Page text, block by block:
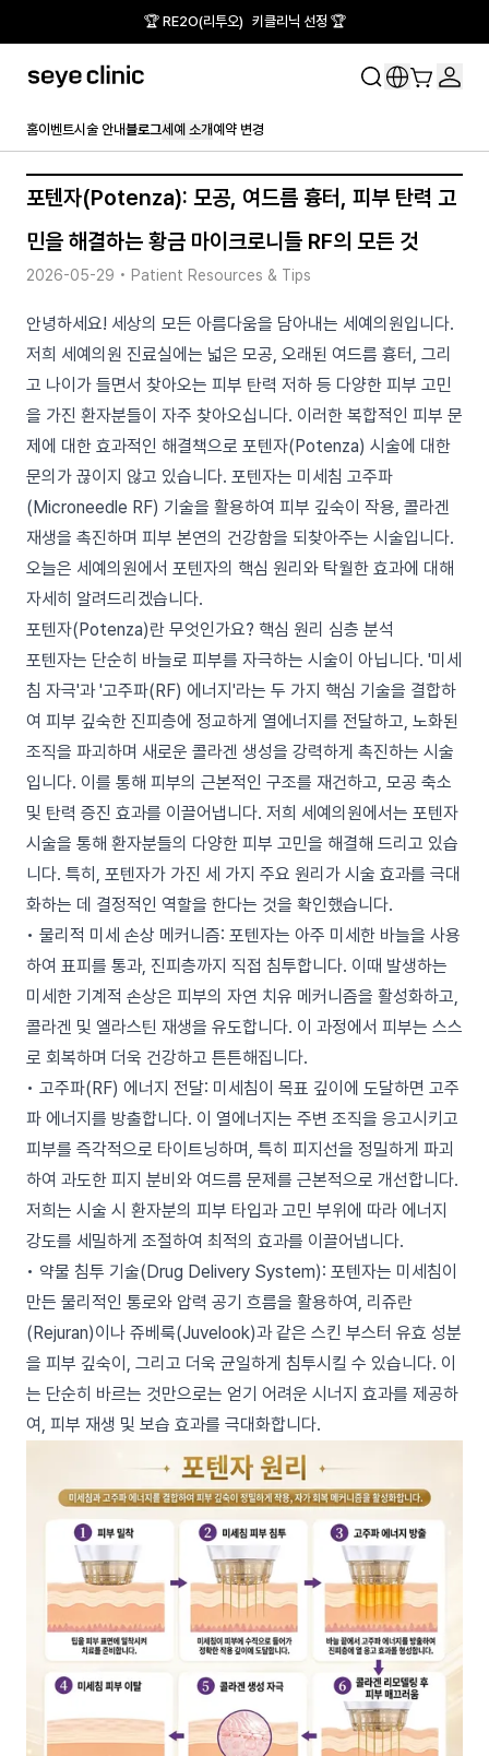
🏆 RE2O(리투오) 키클리닉 선정 🏆
홈이벤트시술 안내블로그세예 소개 예약 변경
포텐자(Potenza): 모공, 여드름 흉터, 피부 탄력 고
민을 해결하는 황금 마이크로니들 RF의 모든 것
2026-05-29 • Patient Resources & Tips
안녕하세요! 세상의 모든 아름다움을 담아내는 세예의원입니다.
저희 세예의원 진료실에는 넓은 모공, 오래된 여드름 흉터, 그리
고 나이가 들면서 찾아오는 피부 탄력 저하 등 다양한 피부 고민
을 가진 환자분들이 자주 찾아오십니다. 이러한 복합적인 피부 문
제에 대한 효과적인 해결책으로 포텐자(Potenza) 시술에 대한
문의가 끊이지 않고 있습니다. 포텐자는 미세침 고주파
(Microneedle RF) 기술을 활용하여 피부 깊숙이 작용, 콜라겐
재생을 촉진하며 피부 본연의 건강함을 되찾아주는 시술입니다.
오늘은 세예의원에서 포텐자의 핵심 원리와 탁월한 효과에 대해
자세히 알려드리겠습니다.
포텐자(Potenza)란 무엇인가요? 핵심 원리 심층 분석
포텐자는 단순히 바늘로 피부를 자극하는 시술이 아닙니다. '미세
침 자극'과 '고주파(RF) 에너지'라는 두 가지 핵심 기술을 결합하
여 피부 깊숙한 진피층에 정교하게 열에너지를 전달하고, 노화된
조직을 파괴하며 새로운 콜라겐 생성을 강력하게 촉진하는 시술
입니다. 이를 통해 피부의 근본적인 구조를 재건하고, 모공 축소
및 탄력 증진 효과를 이끌어냅니다. 저희 세예의원에서는 포텐자
시술을 통해 환자분들의 다양한 피부 고민을 해결해 드리고 있습
니다. 특히, 포텐자가 가진 세 가지 주요 원리가 시술 효과를 극대
화하는 데 결정적인 역할을 한다는 것을 확인했습니다.
• 물리적 미세 손상 메커니즘: 포텐자는 아주 미세한 바늘을 사용
하여 표피를 통과, 진피층까지 직접 침투합니다. 이때 발생하는
미세한 기계적 손상은 피부의 자연 치유 메커니즘을 활성화하고,
콜라겐 및 엘라스틴 재생을 유도합니다. 이 과정에서 피부는 스스
로 회복하며 더욱 건강하고 튼튼해집니다.
• 고주파(RF) 에너지 전달: 미세침이 목표 깊이에 도달하면 고주
파 에너지를 방출합니다. 이 열에너지는 주변 조직을 응고시키고
피부를 즉각적으로 타이트닝하며, 특히 피지선을 정밀하게 파괴
하여 과도한 피지 분비와 여드름 문제를 근본적으로 개선합니다.
저희는 시술 시 환자분의 피부 타입과 고민 부위에 따라 에너지
강도를 세밀하게 조절하여 최적의 효과를 이끌어냅니다.
• 약물 침투 기술(Drug Delivery System): 포텐자는 미세침이
만든 물리적인 통로와 압력 공기 흐름을 활용하여, 리쥬란
(Rejuran)이나 쥬베룩(Juvelook)과 같은 스킨 부스터 유효 성분
을 피부 깊숙이, 그리고 더욱 균일하게 침투시킬 수 있습니다. 이
는 단순히 바르는 것만으로는 얻기 어려운 시너지 효과를 제공하
여, 피부 재생 및 보습 효과를 극대화합니다.